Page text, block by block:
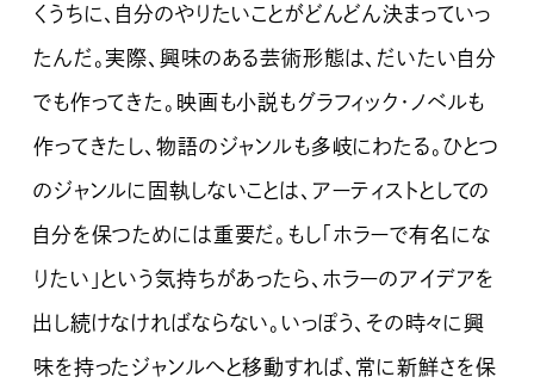
くうちに、自分のやりたいことがどんどん決まっていっ
たんだ。実際、興味のある芸術形態は、だいたい自分
でも作ってきた。映画も小説もグラフィック・ノベルも
作ってきたし、物語のジャンルも多岐にわたる。ひとつ
のジャンルに固執しないことは、アーティストとしての
自分を保つためには重要だ。もし「ホラーで有名にな
りたい」という気持ちがあったら、ホラーのアイデアを
出し続けなければならない。いっぽう、その時々に興
味を持ったジャンルへと移動すれば、常に新鮮さを保